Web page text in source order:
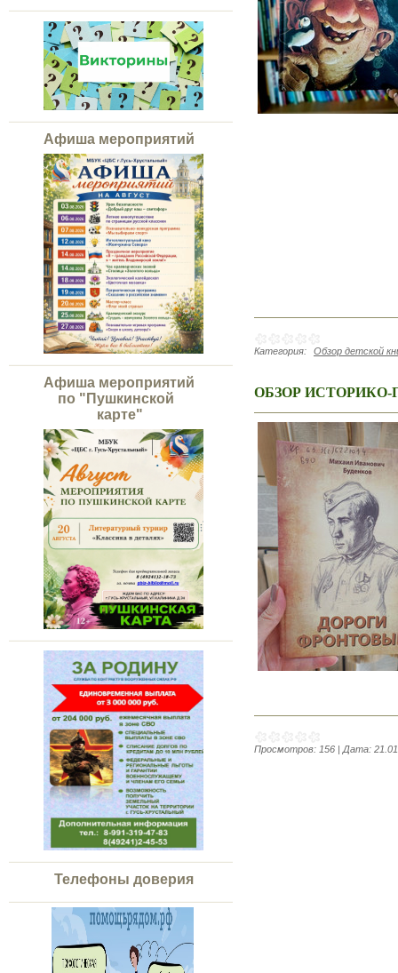
Афиша мероприятий
Афиша мероприятий
по "Пушкинской
карте"
Телефоны доверия
Категория: Обзор детской
ОБЗОР
Просмотров: 156 | Дата: